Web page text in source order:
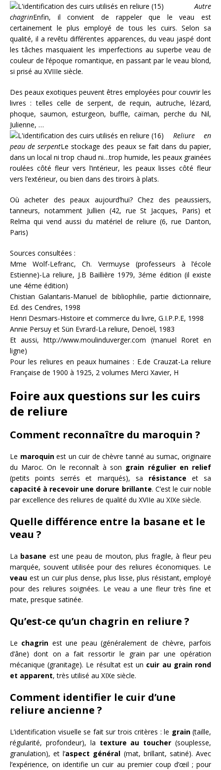
Autre
chagrinEnfin, il convient de rappeler que le veau est
certainement le plus employé de tous les cuirs. Selon sa
qualité, il a revêtu différentes apparences, du veau jaspé dont
les tâches masquaient les imperfections au superbe veau de
couleur de l’époque romantique, en passant par le veau blond,
si prisé au XVIIIe siècle.
Des peaux exotiques peuvent êtres employées pour couvrir les
livres : telles celle de serpent, de requin, autruche, lézard,
phoque, saumon, esturgeon, buffle, caïman, perche du Nil,
Julienne, …
Reliure en
peau de serpentLe stockage des peaux se fait dans du papier,
dans un local ni trop chaud ni…trop humide, les peaux grainées
roulées côté fleur vers l’intérieur, les peaux lisses côté fleur
vers l’extérieur, ou bien dans des tiroirs à plats.
Où acheter des peaux aujourd’hui? Chez des peaussiers,
tanneurs, notamment Jullien (42, rue St Jacques, Paris) et
Relma qui vend aussi du matériel de reliure (6, rue Danton,
Paris)
Sources consultées :
Mme Wolf-Lefranc, Ch. Vermuyse (professeurs à l’école
Estienne)-La reliure, J.B Baillière 1979, 3éme édition (il existe
une 4éme édition)
Chistian Galantaris-Manuel de bibliophilie, partie dictionnaire,
Ed. des Cendres, 1998
Henri Desmars-Histoire et commerce du livre, G.I.P.P.E, 1998
Annie Persuy et Sün Evrard-La reliure, Denoël, 1983
Et aussi, http://www.moulinduverger.com (manuel Roret en
ligne)
Pour les reliures en peaux humaines : E.de Crauzat-La reliure
Française de 1900 à 1925, 2 volumes Merci Xavier, H
Foire aux questions sur les cuirs
de reliure
Comment reconnaître du maroquin ?
Le maroquinest un cuir de chèvre tanné au sumac, originaire
du Maroc. On le reconnaît à son grain régulier en relief
(petits points serrés et marqués), sa résistance et sa
capacité à recevoir une dorure brillante. C’est le cuir noble
par excellence des reliures de qualité du XVIIe au XIXe siècle.
Quelle différence entre la basane et le
veau ?
La basane est une peau de mouton, plus fragile, à fleur peu
marquée, souvent utilisée pour des reliures économiques. Le
veau est un cuir plus dense, plus lisse, plus résistant, employé
pour des reliures soignées. Le veau a une fleur très fine et
mate, presque satinée.
Qu’est-ce qu’un chagrin en reliure ?
Le chagrin est une peau (généralement de chèvre, parfois
d’âne) dont on a fait ressortir le grain par une opération
mécanique (granitage). Le résultat est un cuir au grain rond
et apparent, très utilisé au XIXe siècle.
Comment identifier le cuir d’une
reliure ancienne ?
L’identification visuelle se fait sur trois critères : le grain(taille,
régularité, profondeur), la texture au toucher (souplesse,
granulation), et l’aspect général (mat, brillant, satiné). Avec
l’expérience, on identifie un cuir au premier coup d’œil ; pour